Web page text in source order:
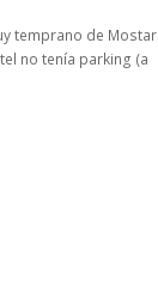
temprano de Mostar
no tenía parking (a